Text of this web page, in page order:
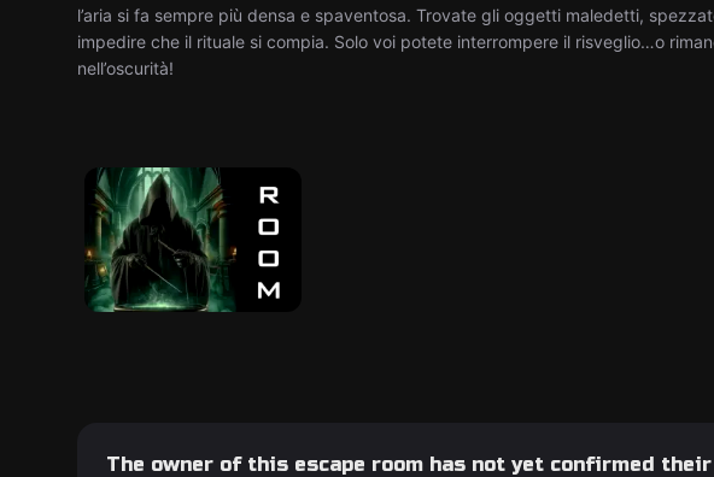
l’aria si fa sempre più densa e spaventosa. Trovate gli oggetti maledetti,
impedire che il rituale si compia. Solo voi potete interrompere il risveglio…o
nell’oscurità!
The owner of this escape room has not yet confirmed